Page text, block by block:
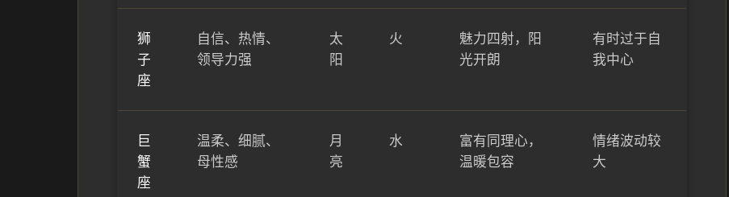
狮
子
座
自信、热情、
领导力强
太
阳
火
魅力四射，阳
光开朗
有时过于自
我中心
巨
蟹
座
温柔、细腻、
母性感
月
亮
水
富有同理心，
温暖包容
情绪波动较
大